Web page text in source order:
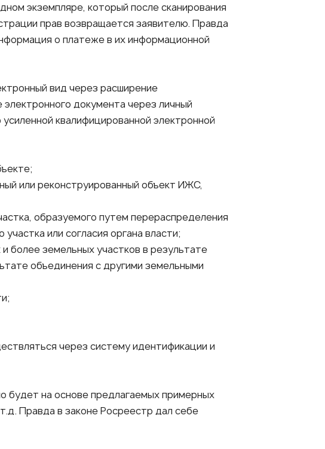
экземпляре, который после сканирования
прав возвращается заявителю. Правда
о платеже в их информационной
вид через расширение
документа через личный
квалифицированной электронной
или реконструированный объект ИЖС,
образуемого путем перераспределения
или согласия органа власти;
более земельных участков в результате
объединения с другими земельными
через систему идентификации и
будет на основе предлагаемых примерных
Правда в законе Росреестр дал себе